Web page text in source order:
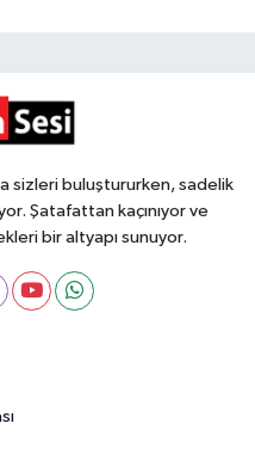
sizleri buluştururken, sadelik
Şatafattan kaçınıyor ve
bir altyapı sunuyor.